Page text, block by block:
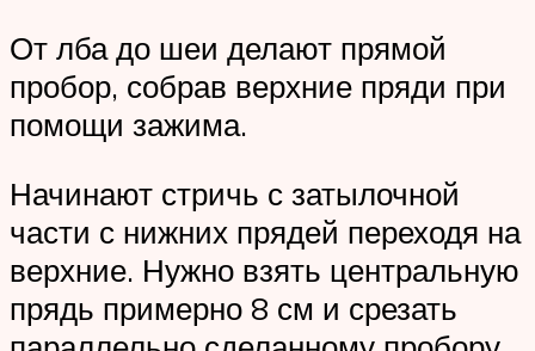
От лба до шеи делают прямой
пробор, собрав верхние пряди при
помощи зажима.
Начинают стричь с затылочной
части с нижних прядей переходя на
верхние. Нужно взять центральную
прядь примерно 8 см и срезать